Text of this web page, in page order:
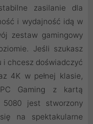
zasilanie dla
i wydajność idą w
zestaw gamingowy
Jeśli szukasz
i chcesz doświadczyć
4K w pełnej klasie,
Gaming z kartą
5080 jest stworzony
na spektakularne